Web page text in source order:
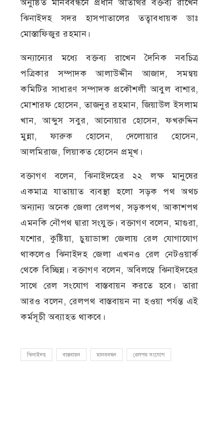
অনুষ্ঠিত মানববন্ধনে প্রধান অতিথির বক্তব্য রাখেন
ঝিনাইদহ সদর হাসপাতালের তত্বাবধায়ক ডাঃ
মোস্তাফিজুর রহমান।
অন্যান্যের মধ্যে বক্তব্য রাখেন দৈনিক নবচিত্র
পত্রিকার সম্পাদক আলাউদ্দীন আজাদ, সমন্বয়
কমিটির সাধারণ সম্পাদক প্রকৌশলী আবুল বাশার,
মোশারফ হোসেন, তাজনুর রহমান, জিয়াউল ইসলাম
খান, আব্দুস সবুর, আনোয়ার হোসেন, ফখরুদ্দিন
মুন্না, ফারুক হোসেন, দেলোয়ার হোসেন,
আলমিরাজ, লিয়াকত হোসেন প্রমূখ।
বক্তাগণ বলেন, ঝিনাইদহের ২২ লক্ষ মানুষের
একমাত্র যাতায়াত ব্যবস্থা হলো সড়ক পথ অথচ
অন্যান্য অনেক জেলা রেলপথ, সড়কপথ, আকাশপথ
এমনকি নৌপথ দ্বারা সংযুক্ত। বক্তাগণ বলেন, মাগুরা,
যশোর, কুষ্টিয়া, চুয়াডাঙ্গা জেলায় রেল যোগাযোগ
থাকলেও ঝিনাইদহ জেলা এখনও রেল নেটওয়ার্ক
থেকে বিচ্ছিন্ন। বক্তাগণ বলেন, অবিলম্বে ঝিনাইদহের
সাথে রেল সংযোগ বাস্তবায়ন করতে হবে। তারা
আরও বলেন, রেলপথ বাস্তবায়ন না হওয়া পর্যন্ত এই
কর্মসূচী অব্যাহত থাকবে।
ঝিনাইদহ বাস্তবায়ন মানববন্ধন রেলপথ সংযোগ